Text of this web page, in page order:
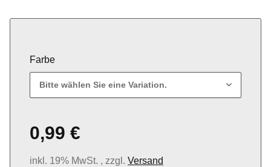
Farbe
Bitte wählen Sie eine Variation.
0,99 €
inkl. 19% MwSt. , zzgl. Versand